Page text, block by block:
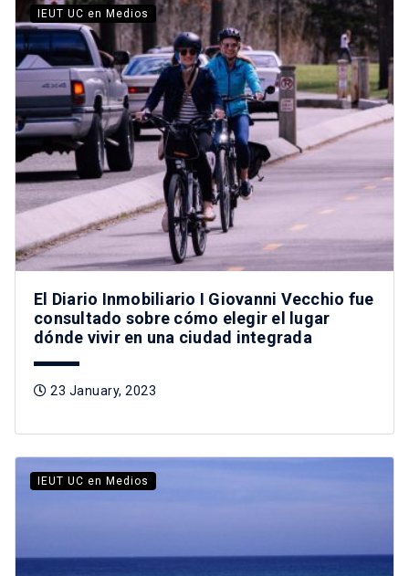
IEUT UC en Medios
El Diario Inmobiliario I Giovanni Vecchio fue
consultado sobre cómo elegir el lugar
dónde vivir en una ciudad integrada
23 January, 2023
IEUT UC en Medios